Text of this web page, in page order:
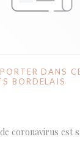
DANS
BORDELAIS
coronavirus est